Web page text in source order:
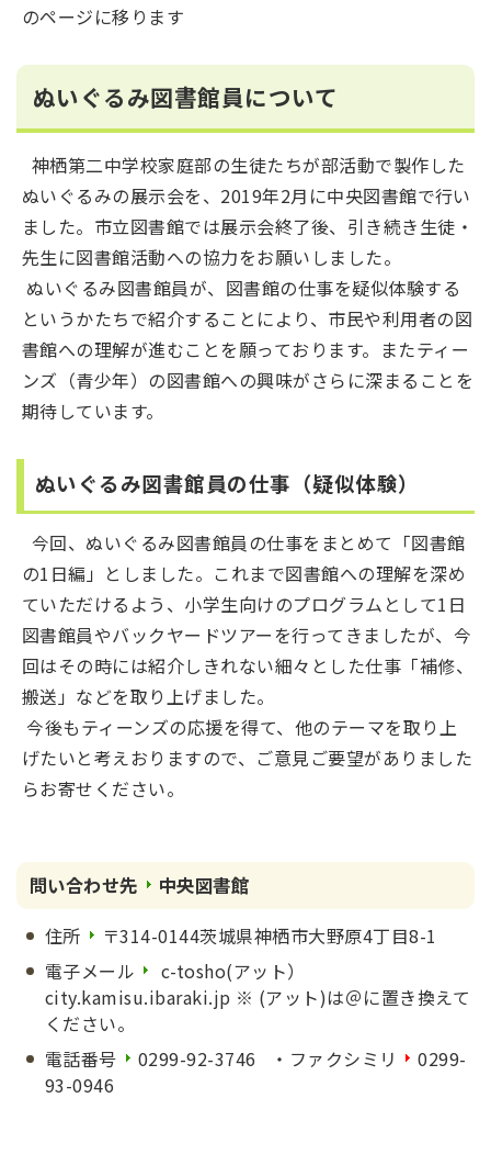
のページに移ります
ぬいぐるみ図書館員について
神栖第二中学校家庭部の生徒たちが部活動で製作した
ぬいぐるみの展示会を、2019年2月に中央図書館で行い
ました。市立図書館では展示会終了後、引き続き生徒・
先生に図書館活動への協力をお願いしました。
ぬいぐるみ図書館員が、図書館の仕事を疑似体験する
というかたちで紹介することにより、市民や利用者の図
書館への理解が進むことを願っております。またティー
ンズ（青少年）の図書館への興味がさらに深まることを
期待しています。
ぬいぐるみ図書館員の仕事（疑似体験）
今回、ぬいぐるみ図書館員の仕事をまとめて「図書館
の1日編」としました。これまで図書館への理解を深め
ていただけるよう、小学生向けのプログラムとして1日
図書館員やバックヤードツアーを行ってきましたが、今
回はその時には紹介しきれない細々とした仕事「補修、
搬送」などを取り上げました。
今後もティーンズの応援を得て、他のテーマを取り上
げたいと考えおりますので、ご意見ご要望がありました
らお寄せください。
問い合わせ先
中央図書館
住所
〒314-0144茨城県神栖市大野原4丁目8-1
電子メール
c-tosho(アット）
city.kamisu.ibaraki.jp ※ (アット)は＠に置き換えて
ください。
電話番号
0299-92-3746 ・ファクシミリ
0299-
93-0946